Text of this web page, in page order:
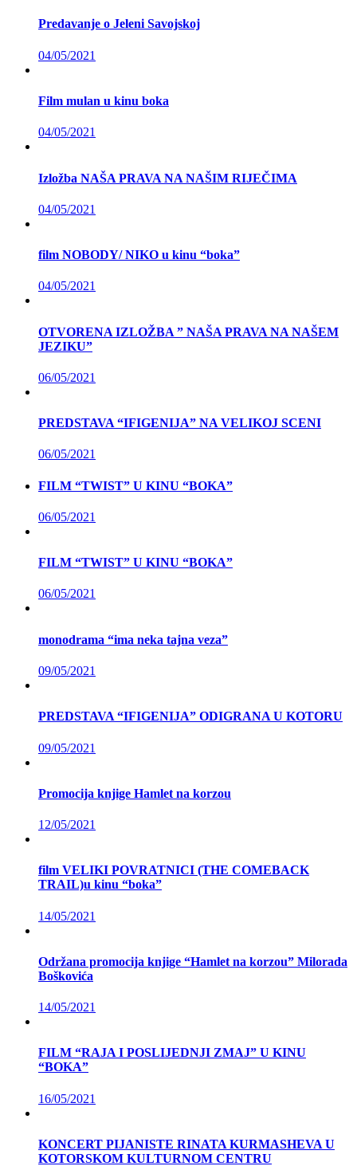
Predavanje o Jeleni Savojskoj
04/05/2021
Film mulan u kinu boka
04/05/2021
Izložba NAŠA PRAVA NA NAŠIM RIJEČIMA
04/05/2021
film NOBODY/ NIKO u kinu “boka”
04/05/2021
OTVORENA IZLOŽBA ” NAŠA PRAVA NA NAŠEM
JEZIKU”
06/05/2021
PREDSTAVA “IFIGENIJA” NA VELIKOJ SCENI
06/05/2021
FILM “TWIST” U KINU “BOKA”
06/05/2021
FILM “TWIST” U KINU “BOKA”
06/05/2021
monodrama “ima neka tajna veza”
09/05/2021
PREDSTAVA “IFIGENIJA” ODIGRANA U KOTORU
09/05/2021
Promocija knjige Hamlet na korzou
12/05/2021
film VELIKI POVRATNICI (THE COMEBACK
TRAIL)u kinu “boka”
14/05/2021
Održana promocija knjige “Hamlet na korzou” Milorada
Boškovića
14/05/2021
FILM “RAJA I POSLIJEDNJI ZMAJ” U KINU
“BOKA”
16/05/2021
KONCERT PIJANISTE RINATA KURMASHEVA U
KOTORSKOM KULTURNOM CENTRU